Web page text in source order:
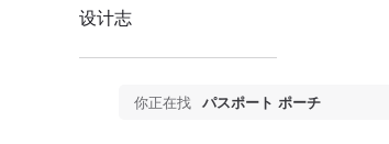
设计志
你正在找 パスポート ポーチ